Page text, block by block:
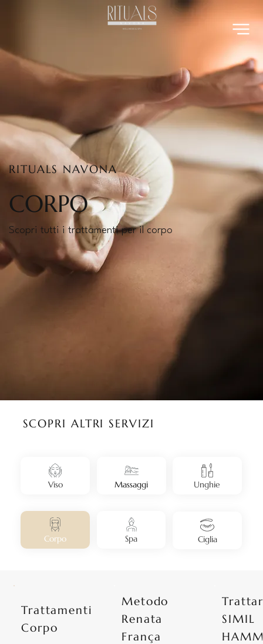
RITUALS NAVONA
CORPO
Scopri tutti i trattamenti per il corpo
SCOPRI ALTRI SERVIZI
Corpo Ciglia
Spa
Unghie
Massaggi
Viso
Trattamenti
Corpo
Metodo
Renata
França
SIMIL